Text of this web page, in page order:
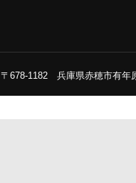
〒678-1182 兵庫県赤穂市有年